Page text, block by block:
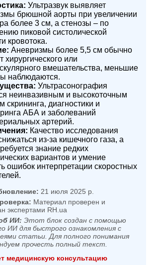
Ультразвук выявляет
брюшной аорты при увеличении
более 3 см, а стенозы – по
пиковой систолической
кровотока.
Аневризмы более 5,5 см обычно
хирургического или
вмешательства, меньшие
наблюдаются.
Ультрасонография
неинвазивным и высокоточным
скрининга, диагностики и
АБА и заболеваний
артерий.
Качество исследования
из-за кишечного газа, а
знание редких
вариантов и умение
ошибок интерпретации скоростных
21 июля 2025 р.
Материал проверен и
экспертами RH.ua
ИИ: Этот блок создан с помощью
ИИ для быстрого ознакомления с
статьи. Для полного понимания
прочесть полный текст.
медицинскую консультацию